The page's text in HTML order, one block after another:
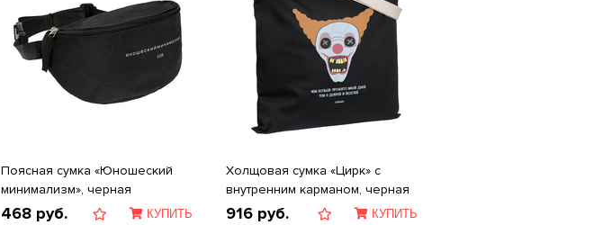
Поясная сумка «Юношеский
минимализм», черная
468 руб. КУПИТЬ
Холщовая сумка «Цирк» с
внутренним карманом, черная
916 руб. КУПИТЬ